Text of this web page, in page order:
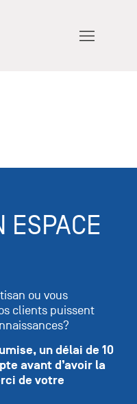
ESPACE
ou vous
clients puissent
un délai de 10
avant d’avoir la
de votre